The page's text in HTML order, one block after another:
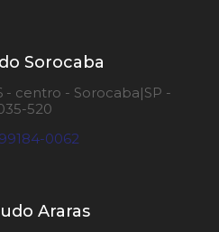
Sorocaba
- centro - Sorocaba|SP -
520
0062
Araras